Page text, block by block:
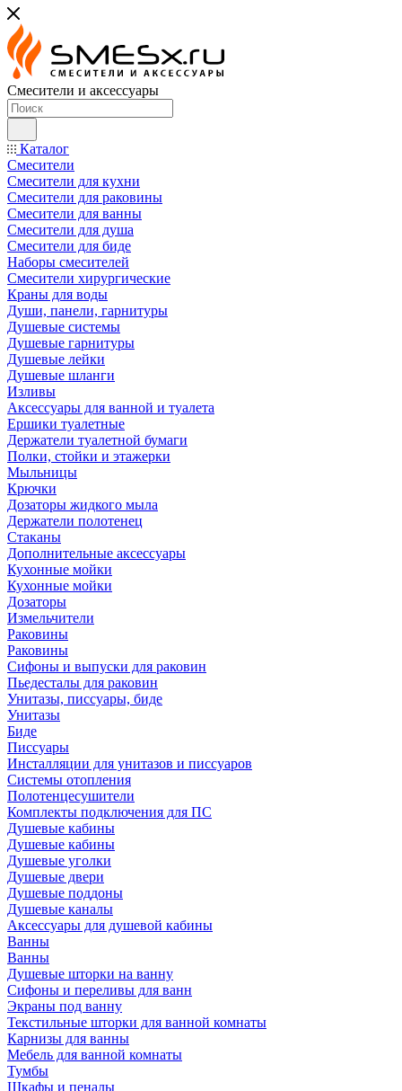
Смесители и аксессуары
Каталог
Смесители
Смесители для кухни
Смесители для раковины
Смесители для ванны
Смесители для душа
Смесители для биде
Наборы смесителей
Смесители хирургические
Краны для воды
Души, панели, гарнитуры
Душевые системы
Душевые гарнитуры
Душевые лейки
Душевые шланги
Изливы
Аксессуары для ванной и туалета
Ершики туалетные
Держатели туалетной бумаги
Полки, стойки и этажерки
Мыльницы
Крючки
Дозаторы жидкого мыла
Держатели полотенец
Стаканы
Дополнительные аксессуары
Кухонные мойки
Кухонные мойки
Дозаторы
Измельчители
Раковины
Раковины
Сифоны и выпуски для раковин
Пьедесталы для раковин
Унитазы, писсуары, биде
Унитазы
Биде
Писсуары
Инсталляции для унитазов и писсуаров
Системы отопления
Полотенцесушители
Комплекты подключения для ПС
Душевые кабины
Душевые кабины
Душевые уголки
Душевые двери
Душевые поддоны
Душевые каналы
Аксессуары для душевой кабины
Ванны
Ванны
Душевые шторки на ванну
Сифоны и переливы для ванн
Экраны под ванну
Текстильные шторки для ванной комнаты
Карнизы для ванны
Мебель для ванной комнаты
Тумбы
Шкафы и пеналы